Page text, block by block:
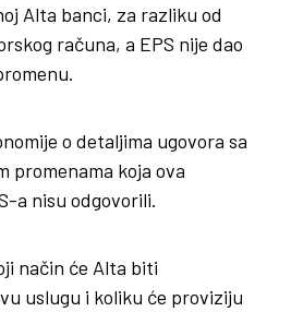
Alta banci, za razliku od
računa, a EPS nije dao
o detaljima ugovora sa
promenama koja ova
a nisu odgovorili.
način će Alta biti
uslugu i koliku će proviziju